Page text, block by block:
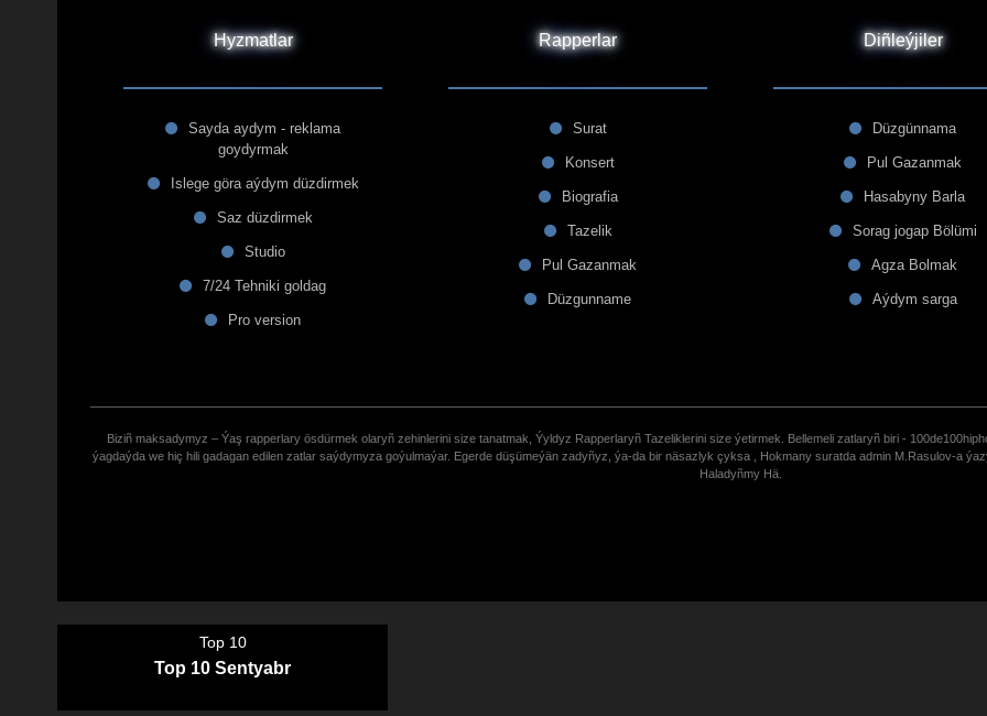
Hyzmatlar
Sayda aydym - reklama
goydyrmak
Islege göra aýdym düzdirmek
Saz düzdirmek
Studio
7/24 Tehniki goldag
Pro version
Rapperlar
Surat
Konsert
Biografia
Tazelik
Pul Gazanmak
Düzgunname
Diñleýjiler
Düzgünnama
Pul Gazanmak
Hasabyny Barla
Sorag jogap Bölümi
Agza Bolmak
Aýdym sarga
Biziñ maksadymyz – Ýaş rapperlary ösdürmek olaryñ zehinlerini size tanatmak, Ýyldyz Rapperlaryñ Tazeliklerini size ýetirmek. Bellemeli zatlaryñ biri -
ýagdaýda we hiç hili gadagan edilen zatlar saýdymyza goýulmaýar. Egerde düşümeýän zadyñyz, ýa-da bir näsazlyk çyksa , Hokmany suratda admin M.Rasulov-a
Haladyñmy Hä.
Top 10
Top 10 Sentyabr